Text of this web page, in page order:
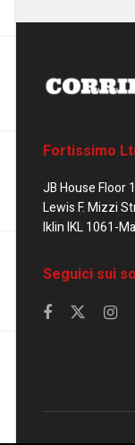
Fortissimo
JB House Floor
Lewis F. Mizzi
Iklin IKL 1061-
Seguici sui